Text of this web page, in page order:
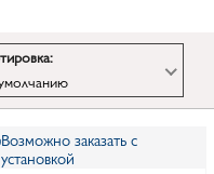
Возможно заказать с
установкой